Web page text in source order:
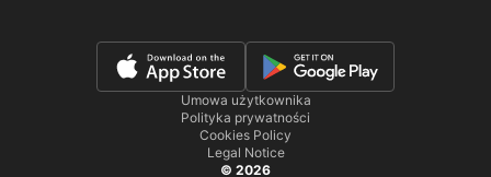
Umowa użytkownika
Polityka prywatności
Cookies Policy
Legal Notice
© 2026